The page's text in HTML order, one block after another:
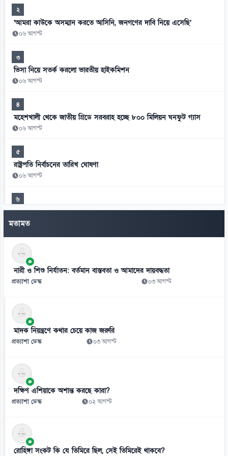
২
‘আমরা কাউকে অসম্মান করতে আসিনি, জনগণের দাবি নিয়ে এসেছি’
০৬ আগস্ট
৩
ভিসা নিয়ে সতর্ক করলো ভারতীয় হাইকমিশন
০৬ আগস্ট
৪
মহেশখালী থেকে জাতীয় গ্রিডে সরবরাহ হচ্ছে ৮০০ মিলিয়ন ঘনফুট গ্যাস
০৬ আগস্ট
৫
রাষ্ট্রপতি নির্বাচনের তারিখ ঘোষণা
০৬ আগস্ট
৬
সালমান খানকে প্রতারণার মামলায় আদালতে তলব
০৬ আগস্ট
৭
মিরাজের সেঞ্চুরিতে প্রথম ইনিংসে টাইগারদের সংগ্রহ ২৬৩ রান
০৬ আগস্ট
নতুন সিনেমার জন্য ১৬ কেজি ওজন কমিয়েছেন সালমান
০৬ আগস্ট
৯
০৬ আগস্ট
১০
ঢাকার চারপাশের নদীদূষণ রোধে কর্মপরিকল্পনা তৈরির নির্দেশ প্রধানমন্ত্রীর
১১
বাংলাদেশে হামের সাম্প্রতিক ভয়াবহ বিস্তার এখন শুধু একটি সংক্রামক রোগের
মতামত
নারী ও শিশু নির্যাতন: বর্তমান বাস্তবতা ও আমাদের দায়বদ্ধতা
প্রত্যাশা ডেস্ক ০৩ আগস্ট
মাদক নিয়ন্ত্রণে কথার চেয়ে কাজ জরুরি
প্রত্যাশা ডেস্ক ০৩ আগস্ট
দক্ষিণ এশিয়াকে অশান্ত করছে কারা?
প্রত্যাশা ডেস্ক ০২ আগস্ট
রোহিঙ্গা সংকট কি যে তিমিরে ছিল, সেই তিমিরেই থাকবে?